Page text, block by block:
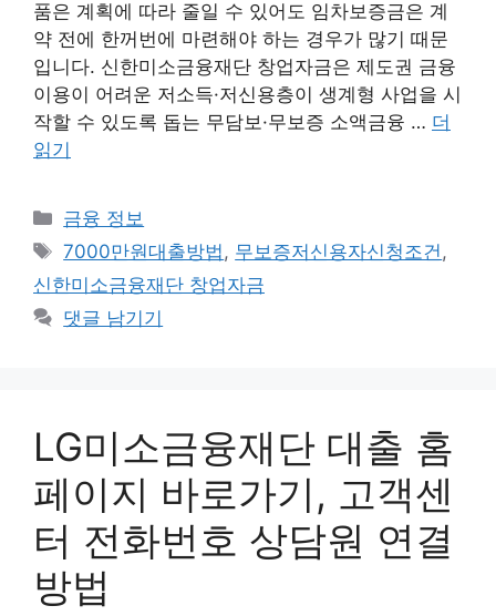
품은 계획에 따라 줄일 수 있어도 임차보증금은 계
약 전에 한꺼번에 마련해야 하는 경우가 많기 때문
입니다. 신한미소금융재단 창업자금은 제도권 금융
이용이 어려운 저소득·저신용층이 생계형 사업을 시
작할 수 있도록 돕는 무담보·무보증 소액금융 … 더
읽기
카
테
리
금융 정보
태
그
7000만원대출방법 , 무보증저신용자신청조건 ,
신한미소금융재단 창업자금
댓글 남기기
LG미소금융재단 대출 홈
페이지 바로가기, 고객센
터 전화번호 상담원 연결
방법